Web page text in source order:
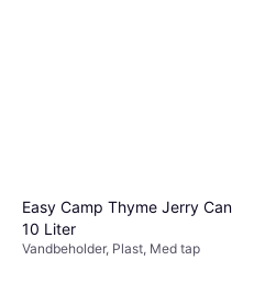
Easy Camp Thyme Jerry Can
10 Liter
Vandbeholder, Plast, Med tap